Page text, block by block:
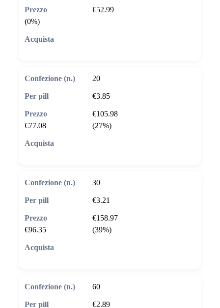
€52.99
(0%)
20
€3.85
€105.98
€77.08
(27%)
30
€3.21
€158.97
€96.35
(39%)
60
€2.89